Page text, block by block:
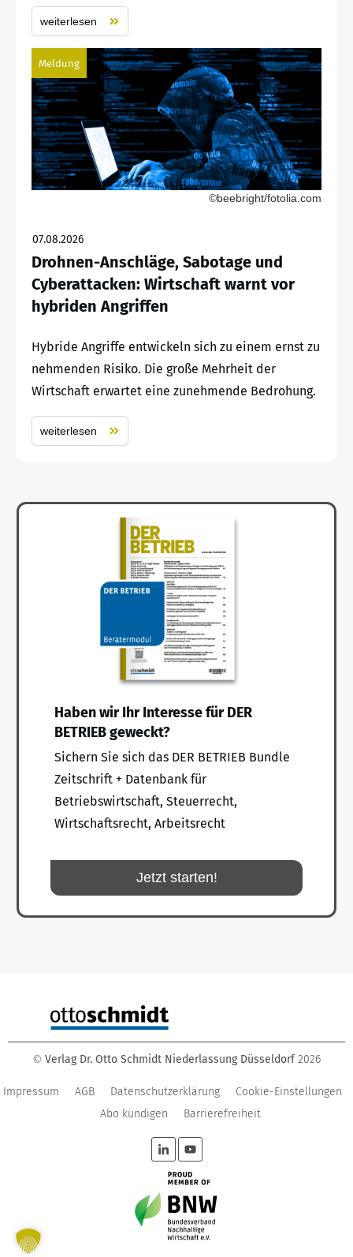
weiterlesen
Meldung
©beebright/fotolia.com
07.08.2026
Drohnen-Anschläge, Sabotage und
Cyberattacken: Wirtschaft warnt vor
hybriden Angriffen
Hybride Angriffe entwickeln sich zu einem ernst zu
nehmenden Risiko. Die große Mehrheit der
Wirtschaft erwartet eine zunehmende Bedrohung.
weiterlesen
Haben wir Ihr Interesse für DER
BETRIEB geweckt?
Sichern Sie sich das DER BETRIEB Bundle
Zeitschrift + Datenbank für
Betriebswirtschaft, Steuerrecht,
Wirtschaftsrecht, Arbeitsrecht
Jetzt starten!
© Verlag Dr. Otto Schmidt Niederlassung Düsseldorf 2026
Impressum AGB Datenschutzerklärung
Cookie-Einstellungen
Abo kündigen
Barrierefreiheit